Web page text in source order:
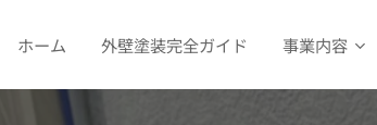
ホーム 外壁塗装完全ガイド 事業内容